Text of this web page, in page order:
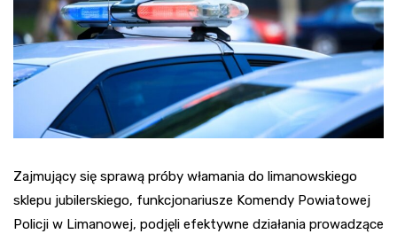
Zajmujący się sprawą próby włamania do limanowskiego
sklepu jubilerskiego, funkcjonariusze Komendy Powiatowej
Policji w Limanowej, podjęli efektywne działania prowadzące